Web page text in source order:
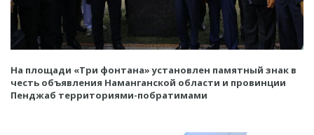
На площади «Три фонтана» установлен памятный знак в
честь объявления Наманганской области и провинции
Пенджаб территориями-побратимами